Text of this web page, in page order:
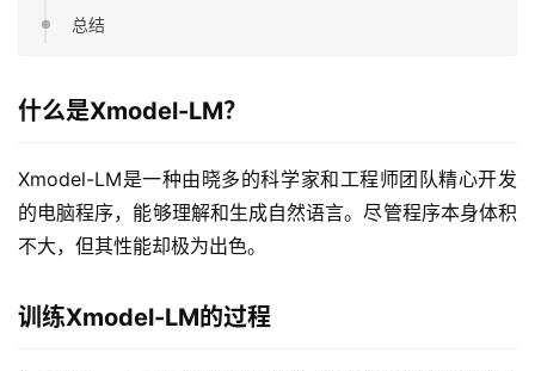
总结
什么是Xmodel-LM？
Xmodel-LM是一种由晓多的科学家和工程师团队精心开发
的电脑程序，能够理解和生成自然语言。尽管程序本身体积
不大，但其性能却极为出色。
训练Xmodel-LM的过程